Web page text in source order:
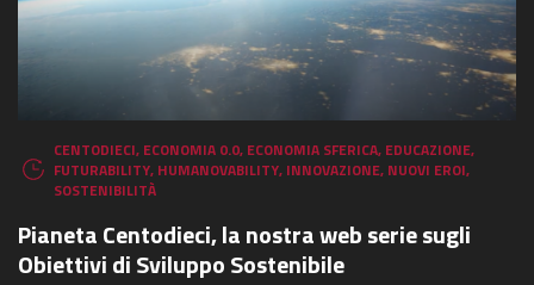
CENTODIECI, ECONOMIA 0.0, ECONOMIA SFERICA, EDUCAZIONE,
FUTURABILITY, HUMANOVABILITY, INNOVAZIONE, NUOVI EROI,
SOSTENIBILITÀ
Pianeta Centodieci, la nostra web serie sugli
Obiettivi di Sviluppo Sostenibile